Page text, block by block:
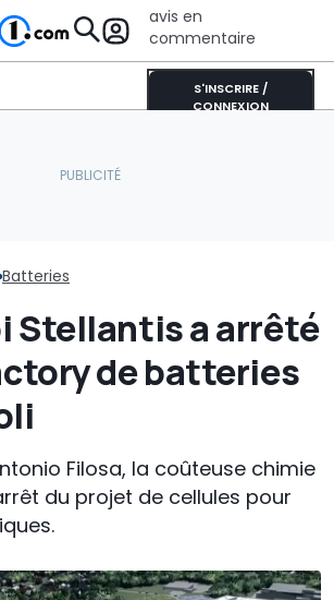
avis en
commentaire
S'INSCRIRE /
CONNEXION
Batteries
Stellantis a arrêté
de batteries
Filosa, la coûteuse chimie
du projet de cellules pour